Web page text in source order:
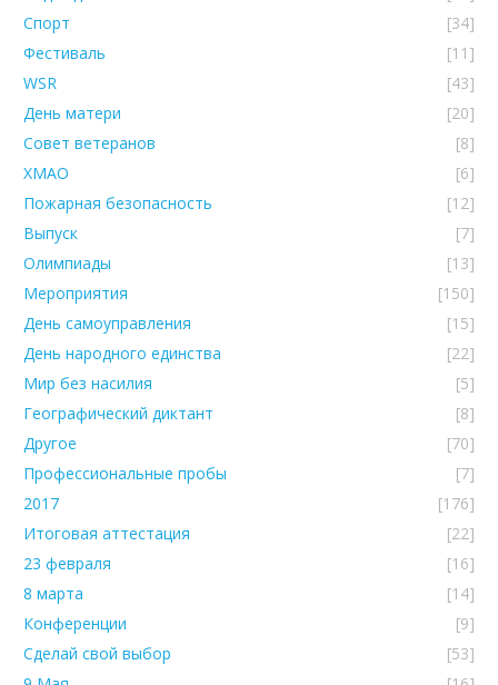
Спорт
[34]
Фестиваль
[11]
WSR
[43]
День матери
[20]
Совет ветеранов
[8]
ХМАО
[6]
Пожарная безопасность
[12]
Выпуск
[7]
Олимпиады
[13]
Мероприятия
[150]
День самоуправления
[15]
День народного единства
[22]
Мир без насилия
[5]
Географический диктант
[8]
Другое
[70]
Профессиональные пробы
[7]
2017
[176]
Итоговая аттестация
[22]
23 февраля
[16]
8 марта
[14]
Конференции
[9]
Сделай свой выбор
[53]